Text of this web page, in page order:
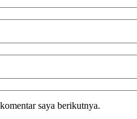
saya berikutnya.